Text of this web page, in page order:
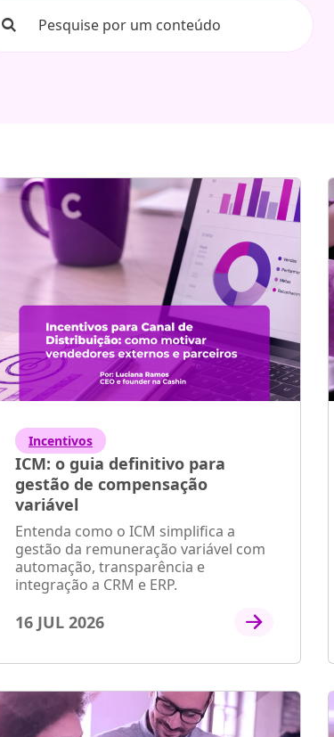
Incentivos
ICM: o guia definitivo para
gestão de compensação
variável
Entenda como o ICM simplifica a
gestão da remuneração variável com
automação, transparência e
integração a CRM e ERP.
16 JUL 2026